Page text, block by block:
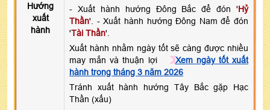
Hướng
xuất
hành
- Xuất hành hướng Đông Bắc để đón 'Hỷ
Thần'. - Xuất hành hướng Đông Nam để đón
'Tài Thần'.
Xuất hành nhằm ngày tốt sẽ càng được nhiều
may mắn và thuận lợi
Xem ngày tốt xuất
hành trong tháng 3 năm 2026
Tránh xuất hành hướng Tây Bắc gặp Hạc
Thần (xấu)